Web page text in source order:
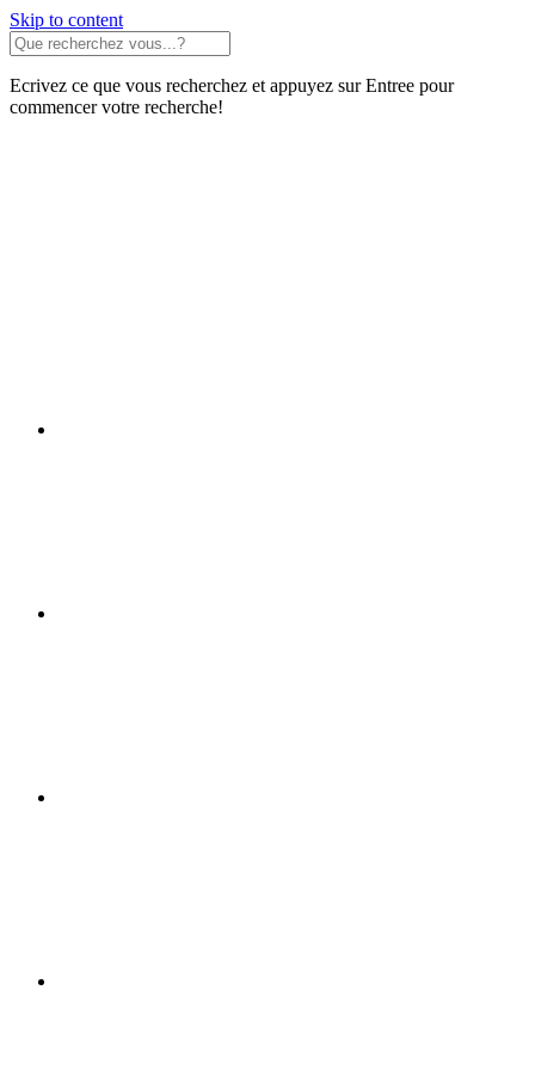
Skip to content
Ecrivez ce que vous recherchez et appuyez sur Entree pour
commencer votre recherche!